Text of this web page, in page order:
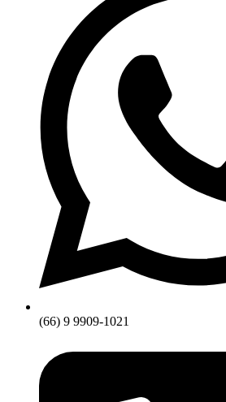
(66) 9 9909-1021